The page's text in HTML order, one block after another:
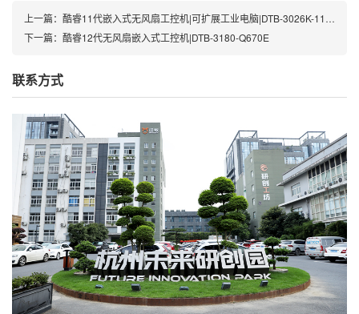
上一篇： 酷睿11代嵌入式无风扇工控机|可扩展工业电脑|DTB-3026K-1165
下一篇： 酷睿12代无风扇嵌入式工控机|DTB-3180-Q670E
联系方式